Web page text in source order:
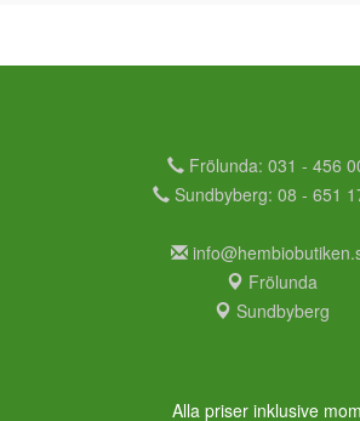
Frölunda: 031 - 456
Sundbyberg: 08 - 651
Frölunda
Sundbyberg
Alla priser inklusive